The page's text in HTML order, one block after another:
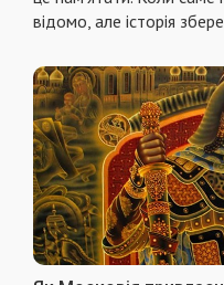
відомо, але історія